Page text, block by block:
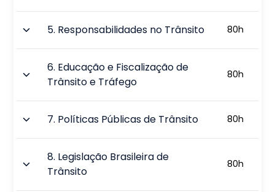
5. Responsabilidades no Trânsito 80h
6. Educação e Fiscalização de
Trânsito e Tráfego
80h
7. Políticas Públicas de Trânsito 80h
8. Legislação Brasileira de
Trânsito
80h